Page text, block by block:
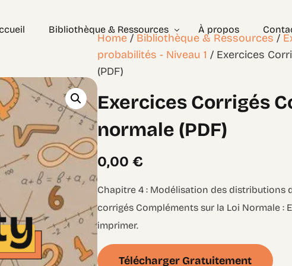
Bibliothèque & Ressources
Exercices Corrigés
– les bases Géométrie – Niveau 2
À propos
Home / Bibliothèque & Ressources /
probabilités - Niveau 1 / Exercices
(PDF)
Exercices Corrigés
normale (PDF)
0,00€
Chapitre 4 : Modélisation des distributions
corrigés Compléments sur la Loi Normale :
imprimer.
Télécharger Gratuitement